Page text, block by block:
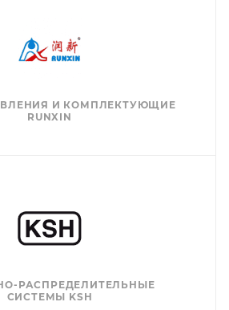
И КОМПЛЕКТУЮЩИЕ
RUNXIN
РАСПРЕДЕЛИТЕЛЬНЫЕ
СИСТЕМЫ KSH